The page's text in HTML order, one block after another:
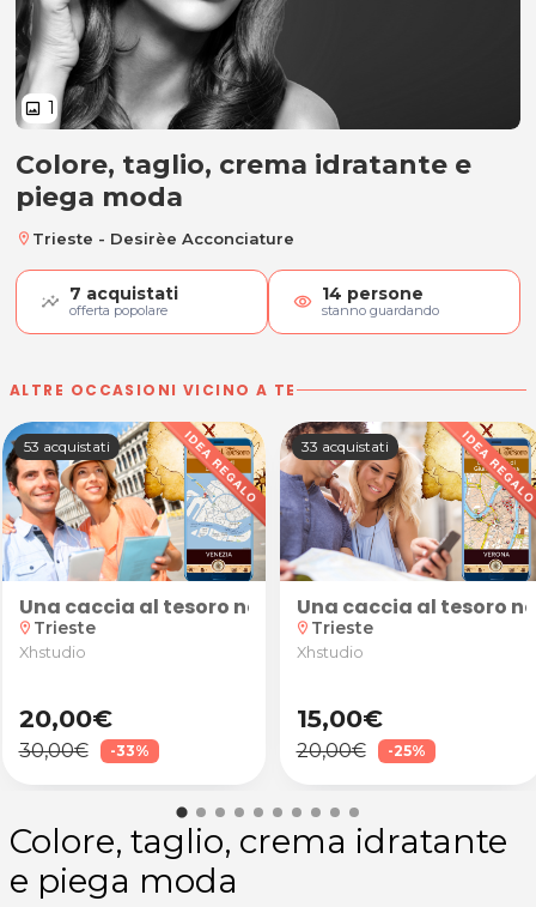
image 1
Colore, taglio, crema idratante e
Colore, taglio, crema idratante e
piega moda
location_on Trieste - Desirèe Acconciature
7 acquistati
offerta popolare visibility 14 persone
stanno guardando
ALTRE OCCASIONI VICINO A TE
gel da Fashion Beauty a Trieste
a domicilio
53 acquistati
Una caccia al tesoro nella suggestiva atmosfera
location_on Trieste
Xhstudio
20,00€
30,00€ -33%
33 acquistati
Una caccia al tesoro
location_on Trieste
Xhstudio
15,00€
20,00€ -25%
Colore, taglio, crema idratante
e piega moda